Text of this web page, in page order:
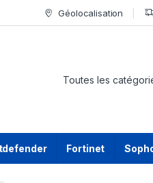
Géolocalisation
Fortinet